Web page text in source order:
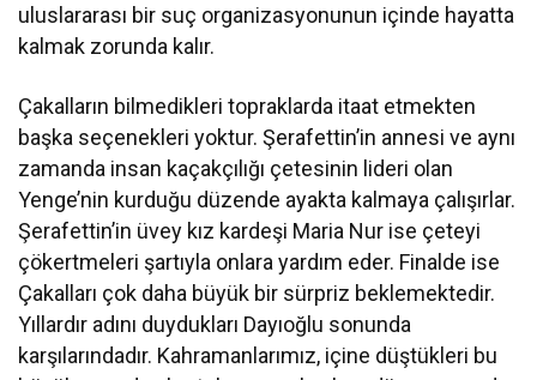
uluslararası bir suç organizasyonunun içinde hayatta
kalmak zorunda kalır.
Çakalların bilmedikleri topraklarda itaat etmekten
başka seçenekleri yoktur. Şerafettin’in annesi ve aynı
zamanda insan kaçakçılığı çetesinin lideri olan
Yenge’nin kurduğu düzende ayakta kalmaya çalışırlar.
Şerafettin’in üvey kız kardeşi Maria Nur ise çeteyi
çökertmeleri şartıyla onlara yardım eder. Finalde ise
Çakalları çok daha büyük bir sürpriz beklemektedir.
Yıllardır adını duydukları Dayıoğlu sonunda
karşılarındadır. Kahramanlarımız, içine düştükleri bu